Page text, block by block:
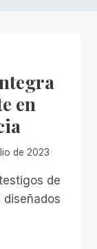
en
de 2023
de